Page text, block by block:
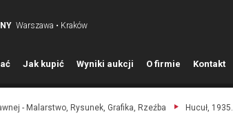
Warszawa • Kraków
Jak kupić Wyniki aukcji O firmie Kontakt
- Malarstwo, Rysunek, Grafika, Rzeźba Hucuł, 1935.